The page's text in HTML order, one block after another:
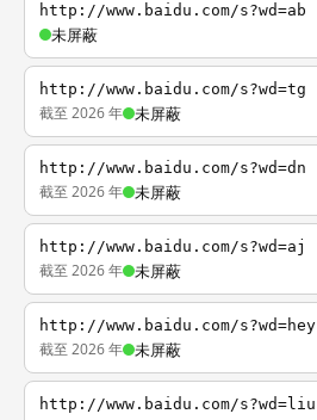
http://www.baidu.com/s?wd=ab
未屏蔽
http://www.baidu.com/s?wd=tg
截至 2026 年 未屏蔽
http://www.baidu.com/s?wd=dn
截至 2026 年 未屏蔽
http://www.baidu.com/s?wd=aj
截至 2026 年 未屏蔽
http://www.baidu.com/s?wd=hey
截至 2026 年 未屏蔽
http://www.baidu.com/s?wd=liu